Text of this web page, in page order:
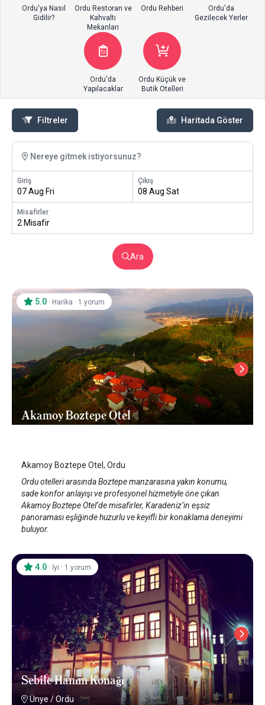
Ordu'ya Nasıl
Gidilir?
Ordu Restoran ve
Kahvaltı
Mekanları
Ordu Rehberi
Ordu'da
Gezilecek Yerler
Ordu'da
Yapılacaklar
Ordu Küçük ve
Butik Otelleri
Filtreler Haritada Göster
Nereye gitmek istiyorsunuz?
Giriş
07 Aug Fri
Çıkış
08 Aug Sat
Misafirler
2 Misafir
Ara
Akamoy Boztepe Otel
5.0 · Harika · 1 yorum
Akamoy Boztepe Otel, Ordu
Ordu otelleri arasında Boztepe manzarasına yakın konumu,
sade konfor anlayışı ve profesyonel hizmetiyle öne çıkan
Akamoy Boztepe Otel’de misafirler, Karadeniz’in eşsiz
panoraması eşliğinde huzurlu ve keyifli bir konaklama deneyimi
buluyor.
Sebile Hanım Konağı
Ünye /Ordu
4.0 · İyi · 1 yorum